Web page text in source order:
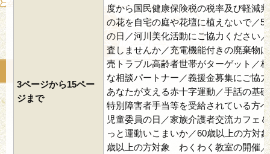
3ページから15ペー
ジまで
度から国民健康保険税の税率及び軽減
の花を自宅の庭や花壇に植えないで／5
の日／河川美化活動にご協力ください
査しませんか／充電機能付きの廃棄物
売トラブル高齢者世帯がターゲット／
な相談パートナー／義援金募集にご協
あなたが支える赤十字運動／手話の基
特別障害者手当等を受給されている方
児童委員の日／家族介護者交流カフェ
っと運動いこまいか／60歳以上の方対
歳以上の方対象 わくわく教室の開催